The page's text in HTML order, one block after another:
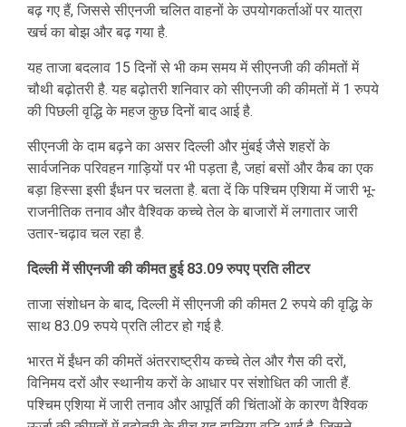
बढ़ गए हैं, जिससे सीएनजी चलित वाहनों के उपयोगकर्ताओं पर यात्रा
खर्च का बोझ और बढ़ गया है.
यह ताजा बदलाव 15 दिनों से भी कम समय में सीएनजी की कीमतों में
चौथी बढ़ोतरी है. यह बढ़ोतरी शनिवार को सीएनजी की कीमतों में 1 रुपये
की पिछली वृद्धि के महज कुछ दिनों बाद आई है.
सीएनजी के दाम बढ़ने का असर दिल्ली और मुंबई जैसे शहरों के
सार्वजनिक परिवहन गाड़ियों पर भी पड़ता है, जहां बसों और कैब का एक
बड़ा हिस्सा इसी ईंधन पर चलता है. बता दें कि पश्चिम एशिया में जारी भू-
राजनीतिक तनाव और वैश्विक कच्चे तेल के बाजारों में लगातार जारी
उतार-चढ़ाव चल रहा है.
दिल्ली में सीएनजी की कीमत हुई 83.09 रुपए प्रति लीटर
ताजा संशोधन के बाद, दिल्ली में सीएनजी की कीमत 2 रुपये की वृद्धि के
साथ 83.09 रुपये प्रति लीटर हो गई है.
भारत में ईंधन की कीमतें अंतरराष्ट्रीय कच्चे तेल और गैस की दरों,
विनिमय दरों और स्थानीय करों के आधार पर संशोधित की जाती हैं.
पश्चिम एशिया में जारी तनाव और आपूर्ति की चिंताओं के कारण वैश्विक